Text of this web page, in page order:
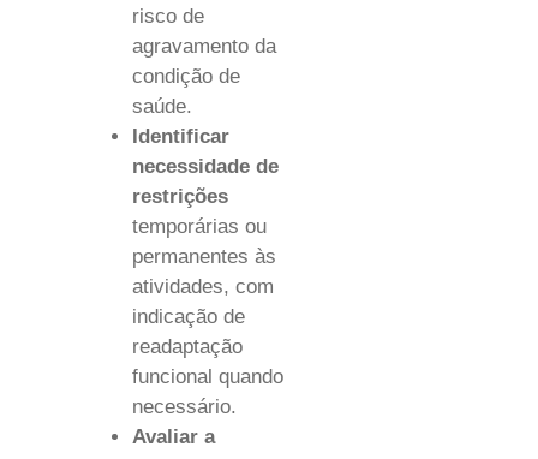
risco de
agravamento da
condição de
saúde.
Identificar
necessidade de
restrições
temporárias ou
permanentes às
atividades, com
indicação de
readaptação
funcional quando
necessário.
Avaliar a